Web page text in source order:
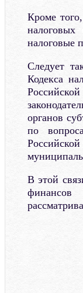
Кроме
налоговые
Следует
Кодекса
органов
по
В этой
финансов